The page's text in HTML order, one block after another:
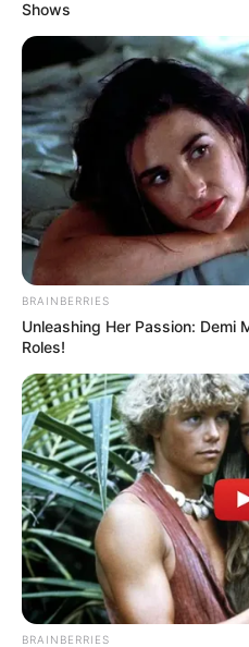
5. Kalau ini termasuk
berat florida giant
pertumbuhan cukup lama
Shows
BRAINBERRIES
Unleashing Her Passion: Demi
Roles!
BRAINBERRIES